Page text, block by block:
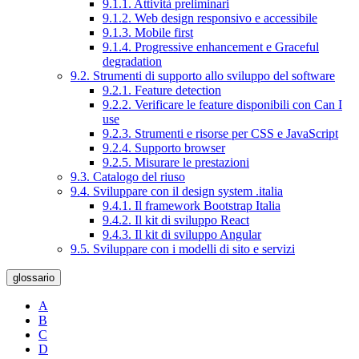
9.1.1. Attività preliminari
9.1.2. Web design responsivo e accessibile
9.1.3. Mobile first
9.1.4. Progressive enhancement e Graceful
degradation
9.2. Strumenti di supporto allo sviluppo del software
9.2.1. Feature detection
9.2.2. Verificare le feature disponibili con Can I
use
9.2.3. Strumenti e risorse per CSS e JavaScript
9.2.4. Supporto browser
9.2.5. Misurare le prestazioni
9.3. Catalogo del riuso
9.4. Sviluppare con il design system .italia
9.4.1. Il framework Bootstrap Italia
9.4.2. Il kit di sviluppo React
9.4.3. Il kit di sviluppo Angular
9.5. Sviluppare con i modelli di sito e servizi
glossario
A
B
C
D